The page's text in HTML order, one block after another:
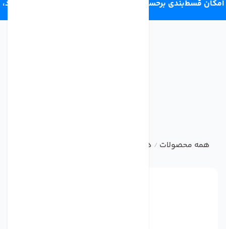
امکان قسط‌بندی برحسب اعتبار ترب‌پی 4 قسط ماهانه. بدون سود،
همه محصولات / هوزینگ تصفیه آب خانگی